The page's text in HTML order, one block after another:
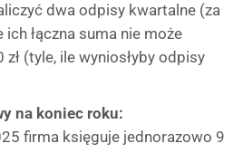
dwa odpisy kwartalne (za
ich łączna suma nie może
(tyle, ile wyniosłyby odpisy
na koniec roku:
firma księguje jednorazowo 9